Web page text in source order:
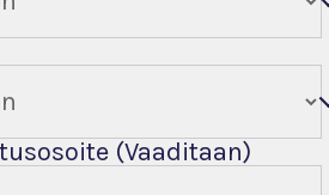
(Vaaditaan)